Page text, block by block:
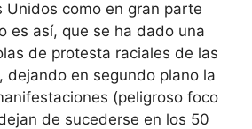
Unidos como en gran parte
es así, que se ha dado una
de protesta raciales de las
dejando en segundo plano la
(peligroso foco
de sucederse en los 50